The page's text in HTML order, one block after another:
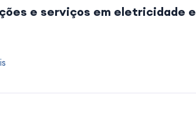
e serviços em eletricidade e